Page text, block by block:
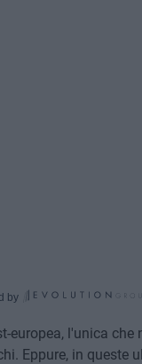
by
europea, l'unica
Eppure, in queste